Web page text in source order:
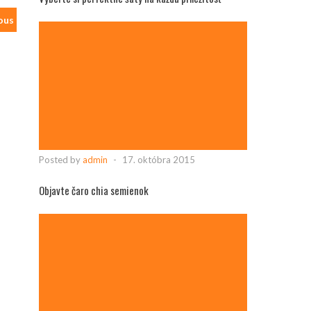
Posted byadmin - 17. októbra 2015
Objavte čaro chia semienok